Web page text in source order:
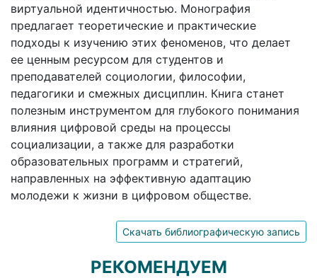
виртуальной идентичностью. Монография
предлагает теоретические и практические
подходы к изучению этих феноменов, что делает
ее ценным ресурсом для студентов и
преподавателей социологии, философии,
педагогики и смежных дисциплин. Книга станет
полезным инструментом для глубокого понимания
влияния цифровой среды на процессы
социализации, а также для разработки
образовательных программ и стратегий,
направленных на эффективную адаптацию
молодежи к жизни в цифровом обществе.
Скачать библиографическую запись
РЕКОМЕНДУЕМ